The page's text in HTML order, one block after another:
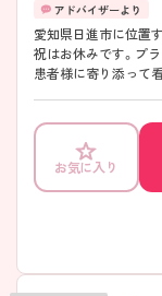
愛知県日進市に位置す
祝はお休みです。プ
患者様に寄り添って
お気に入り